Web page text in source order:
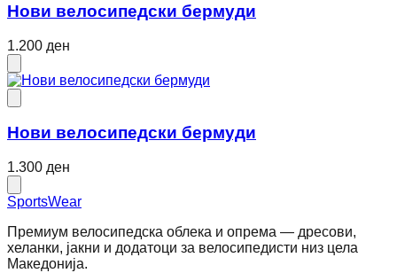
Нови велосипедски бермуди
1.200 ден
Нови велосипедски бермуди
1.300 ден
SportsWear
Премиум велосипедска облека и опрема — дресови,
хеланки, јакни и додатоци за велосипедисти низ цела
Македонија.